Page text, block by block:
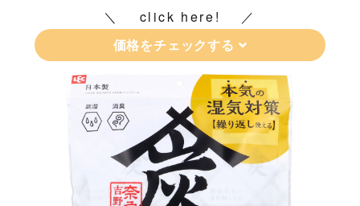
click here!
価格をチェックする